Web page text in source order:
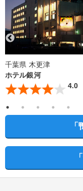
千葉県 木更津
ホテル銀河
4.0